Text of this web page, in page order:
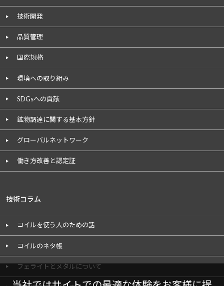
技術開発
品質管理
国際規格
環境への取り組み
SDGsへの貢献
鉱物調達に関する基本方針
グローバルネットワーク
働き方改善と認定証
技術コラム
コイルを使う人のための話
コイルのネタ帳
フェライトとメタルについて